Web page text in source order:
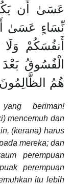
عَسَىٰ أَن
نِّسَاءٍ عَسَىٰ
أَنفُسَكُمْ
الْفُسُوقُ
هُمُ الظَّالِمُونَ ‎
beriman!
mencemuh dan
(kerana) harus
mereka; dan
perempuan
perempuan
itu lebih